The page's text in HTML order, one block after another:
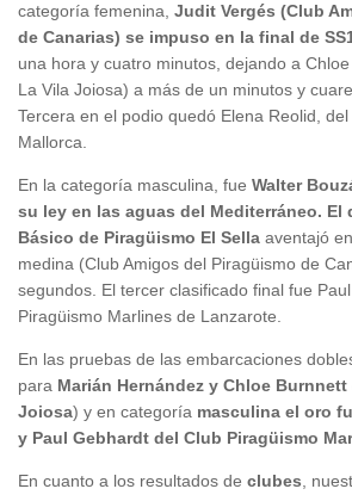
categoría femenina, Judit Vergés (Club
de Canarias) se impuso en la final de
una hora y cuatro minutos, dejando a
La Vila Joiosa) a más de un minutos y
Tercera en el podio quedó Elena Reolid,
Mallorca.
En la categoría masculina, fue Walter
su ley en las aguas del Mediterráneo. El
Básico de Piragüismo El Sella aventajó
medina (Club Amigos del Piragüismo de
segundos. El tercer clasificado final fue
Piragüismo Marlines de Lanzarote.
En las pruebas de las embarcaciones
para Marián Hernández y Chloe
Joiosa) y en categoría masculina el oro
y Paul Gebhardt del Club Piragüismo
En cuanto a los resultados de clubes,